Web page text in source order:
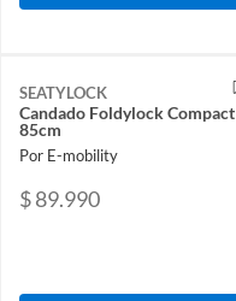
SEATYLOCK
Candado Foldylock Compact
85cm
Por E-mobility
$ 89.990